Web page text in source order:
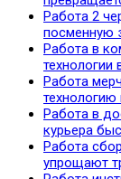
Работа 2
посменную
Работа в
технологии
Работа
технологию
Работа в
курьера
Работа
упрощают